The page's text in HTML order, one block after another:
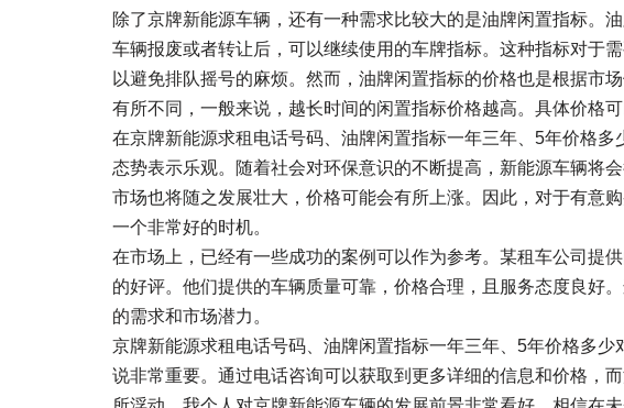
除了京牌新能源车辆，还有一种需求比较大的是油牌闲置指标。
车辆报废或者转让后，可以继续使用的车牌指标。这种指标对于
以避免排队摇号的麻烦。然而，油牌闲置指标的价格也是根据市
有所不同，一般来说，越长时间的闲置指标价格越高。具体价格
在京牌新能源求租电话号码、油牌闲置指标一年三年、5年价格
态势表示乐观。随着社会对环保意识的不断提高，新能源车辆将
市场也将随之发展壮大，价格可能会有所上涨。因此，对于有意
一个非常好的时机。
在市场上，已经有一些成功的案例可以作为参考。某租车公司提
的好评。他们提供的车辆质量可靠，价格合理，且服务态度良好
的需求和市场潜力。
京牌新能源求租电话号码、油牌闲置指标一年三年、5年价格多
说非常重要。通过电话咨询可以获取到更多详细的信息和价格，